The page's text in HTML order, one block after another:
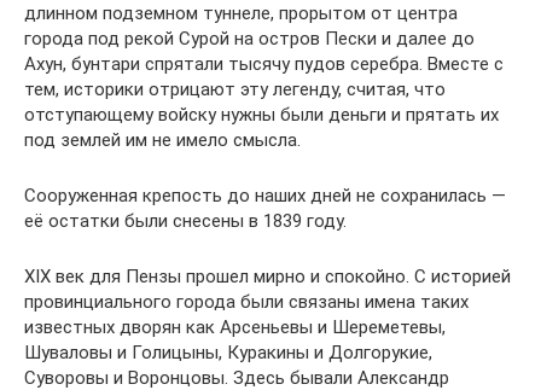
длинном подземном туннеле, прорытом от центра
города под рекой Сурой на остров Пески и далее до
Ахун, бунтари спрятали тысячу пудов серебра. Вместе с
тем, историки отрицают эту легенду, считая, что
отступающему войску нужны были деньги и прятать их
под землей им не имело смысла.
Сооруженная крепость до наших дней не сохранилась —
её остатки были снесены в 1839 году.
XIX век для Пензы прошел мирно и спокойно. С историей
провинциального города были связаны имена таких
известных дворян как Арсеньевы и Шереметевы,
Шуваловы и Голицыны, Куракины и Долгорукие,
Суворовы и Воронцовы. Здесь бывали Александр